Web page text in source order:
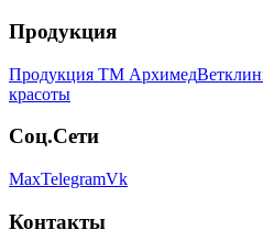
Продукция
Продукция ТМ Архимед
красоты
Соц.Сети
MaxTelegramVk
Контакты